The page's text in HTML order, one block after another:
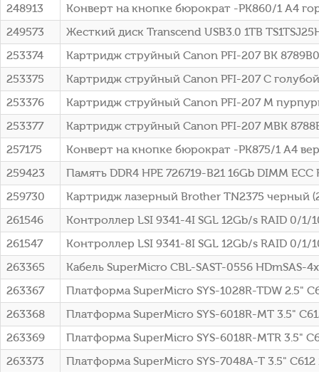
248913
Конверт на кнопке бюрократ -PK860/1 A4
249573
Жесткий диск Transcend USB3.0 1TB
253374
Картридж струйный Canon PFI-207 BK
253375
Картридж струйный Canon PFI-207 C
253376
Картридж струйный Canon PFI-207 M
253377
Картридж струйный Canon PFI-207 MBK
257175
Конверт на кнопке бюрократ -PK875/1 A4
259423
Память DDR4 HPE 726719-B21 16Gb DIMM
259730
Картридж лазерный Brother TN2375 черный
261546
Контроллер LSI 9341-4I SGL 12Gb/s RAID 0/
261547
Контроллер LSI 9341-8I SGL 12Gb/s RAID 0/
263365
Кабель SuperMicro CBL-SAST-0556 HDmSAS-
263367
Платформа SuperMicro SYS-1028R-TDW 2.5"
263368
Платформа SuperMicro SYS-6018R-MT 3.5"
263369
Платформа SuperMicro SYS-6018R-MTR 3.5"
263373
Платформа SuperMicro SYS-7048A-T 3.5" С612